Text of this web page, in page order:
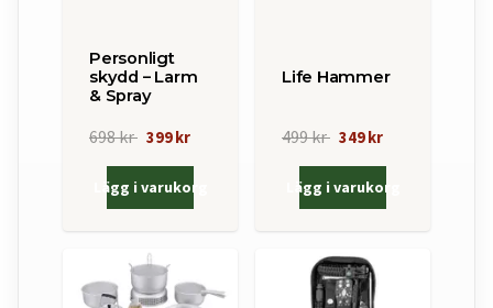
Personligt
skydd – Larm
& Spray
698 kr 399 kr
Lägg i varukorg
Life Hammer
499 kr 349 kr
Lägg i varukorg